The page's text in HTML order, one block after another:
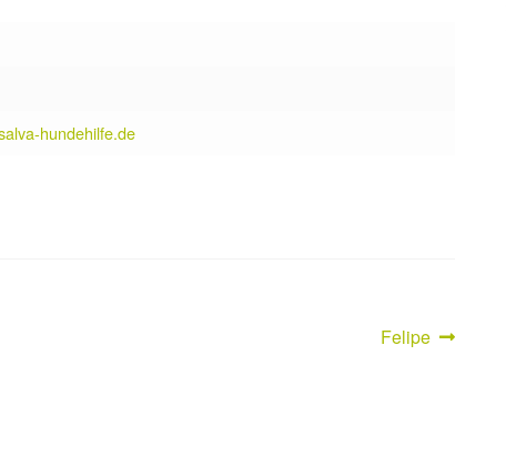
hundehilfe.de
Nächster
Felipe